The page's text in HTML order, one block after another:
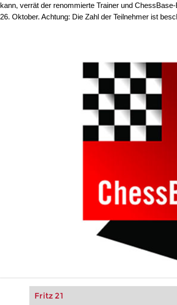
kann, verrät der renommierte Trainer und
26. Oktober. Achtung: Die Zahl der Teilnehmer ist
Fritz 21